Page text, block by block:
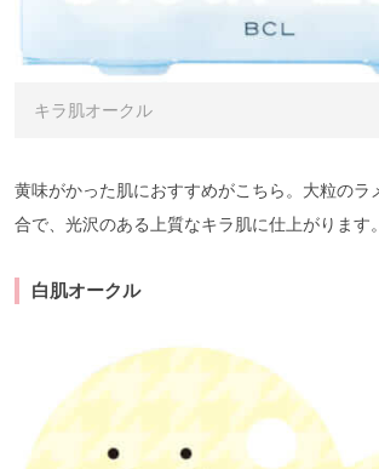
キラ肌オークル
黄味がかった肌におすすめがこちら。大粒のラ
合で、光沢のある上質なキラ肌に仕上がります。
白肌オークル